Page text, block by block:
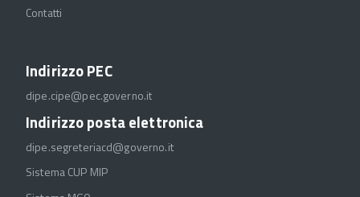
Contatti
Indirizzo PEC
dipe.cipe@pec.governo.it
Indirizzo posta elettronica
dipe.segreteriacd@governo.it
Sistema CUP MIP